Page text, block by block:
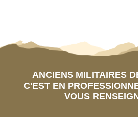
ANCIENS MILITAIRES
C'EST EN
VOUS